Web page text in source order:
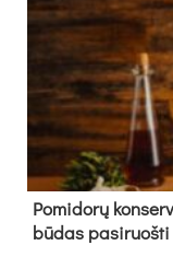
Pomidorų
būdas